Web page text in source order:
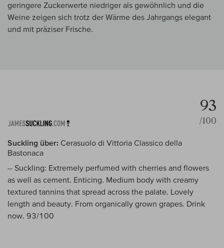
geringere Zuckerwerte niedriger als gewöhnlich und die
Weine zeigen sich trotz der Wärme des Jahrgangs elegant
und mit präziser Frische.
93
/100
Suckling über: Cerasuolo di Vittoria Classico della
Bastonaca
-- Suckling: Extremely perfumed with cherries and flowers
as well as cement. Enticing. Medium body with creamy
textured tannins that spread across the palate. Lovely
length and beauty. From organically grown grapes. Drink
now. 93/100